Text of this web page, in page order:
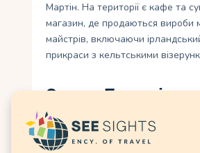
Мартін. На території є кафе та
магазин, де продаються вироби
майстрів, включаючи
прикраси з кельтськими
Замок Бларні в
порівнянні з
замками Ірландії